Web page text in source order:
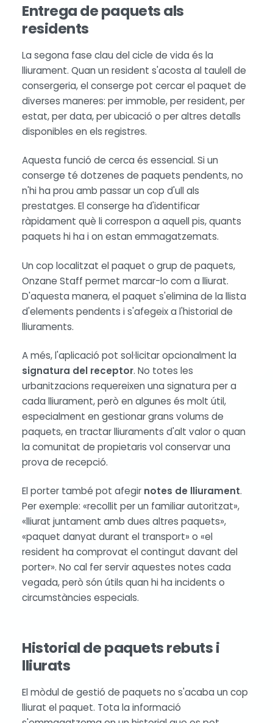
Entrega de paquets als
residents
La segona fase clau del cicle de vida és la
lliurament. Quan un resident s'acosta al taulell de
consergeria, el conserge pot cercar el paquet de
diverses maneres: per immoble, per resident, per
estat, per data, per ubicació o per altres detalls
disponibles en els registres.
Aquesta funció de cerca és essencial. Si un
conserge té dotzenes de paquets pendents, no
n'hi ha prou amb passar un cop d'ull als
prestatges. El conserge ha d'identificar
ràpidament què li correspon a aquell pis, quants
paquets hi ha i on estan emmagatzemats.
Un cop localitzat el paquet o grup de paquets,
Onzane Staff permet marcar-lo com a lliurat.
D'aquesta manera, el paquet s'elimina de la llista
d'elements pendents i s'afegeix a l'historial de
lliuraments.
A més, l'aplicació pot sol·licitar opcionalment la
signatura del receptor. No totes les
urbanitzacions requereixen una signatura per a
cada lliurament, però en algunes és molt útil,
especialment en gestionar grans volums de
paquets, en tractar lliuraments d'alt valor o quan
la comunitat de propietaris vol conservar una
prova de recepció.
El porter també pot afegir notes de lliurament.
Per exemple: «recollit per un familiar autoritzat»,
«lliurat juntament amb dues altres paquets»,
«paquet danyat durant el transport» o «el
resident ha comprovat el contingut davant del
porter». No cal fer servir aquestes notes cada
vegada, però són útils quan hi ha incidents o
circumstàncies especials.
Historial de paquets rebuts i
lliurats
El mòdul de gestió de paquets no s'acaba un cop
lliurat el paquet. Tota la informació